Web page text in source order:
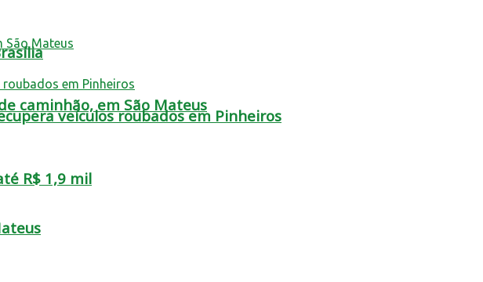
caminhão, em São Mateus
veículos roubados em Pinheiros
R$ 1,9 mil